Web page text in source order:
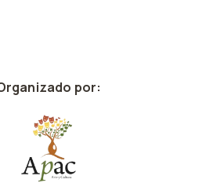
por: